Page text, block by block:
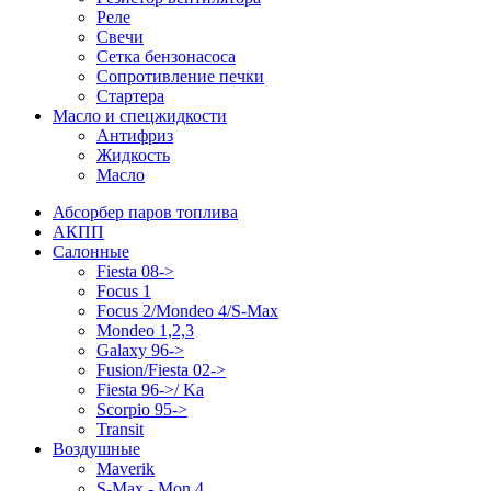
Реле
Свечи
Сетка бензонасоса
Сопротивление печки
Стартера
Масло и спецжидкости
Антифриз
Жидкость
Масло
Абсорбер паров топлива
АКПП
Салонные
Fiesta 08->
Focus 1
Focus 2/Mondeo 4/S-Max
Mondeo 1,2,3
Galaxy 96->
Fusion/Fiesta 02->
Fiesta 96->/ Ka
Scorpio 95->
Transit
Воздушные
Maverik